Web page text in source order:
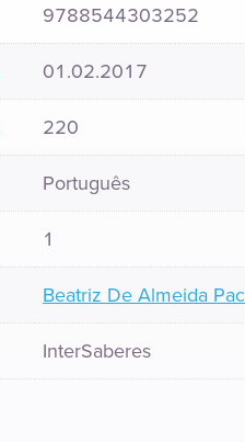
9788544303252
01.02.2017
220
Português
1
Beatriz De Almeida
InterSaberes